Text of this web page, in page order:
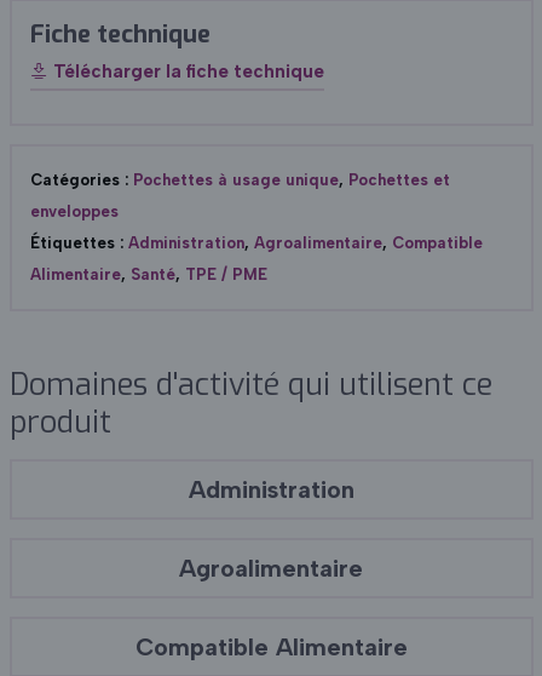
Fiche technique
Télécharger la fiche technique
Catégories : Pochettes à usage unique, Pochettes et
enveloppes
Étiquettes : Administration, Agroalimentaire, Compatible
Alimentaire, Santé, TPE / PME
Domaines d'activité qui utilisent ce
produit
Administration
Agroalimentaire
Compatible Alimentaire